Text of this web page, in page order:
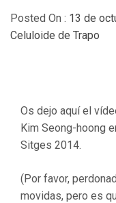
Posted On : 13 de
Celuloide de Trapo
Os dejo aquí el
Kim Seong-hoong
Sitges 2014.
(Por favor,
movidas, pero es